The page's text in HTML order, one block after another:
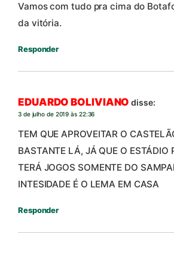
Vamos com tudo pra cima do
da vitória.
Responder
EDUARDO BOLIVIANO disse:
3 de julho de 2019 às 22:36
TEM QUE APROVEITAR O
BASTANTE LÁ, JÁ QUE O ESTÁDIO
TERÁ JOGOS SOMENTE DO
INTESIDADE É O LEMA EM CASA
Responder